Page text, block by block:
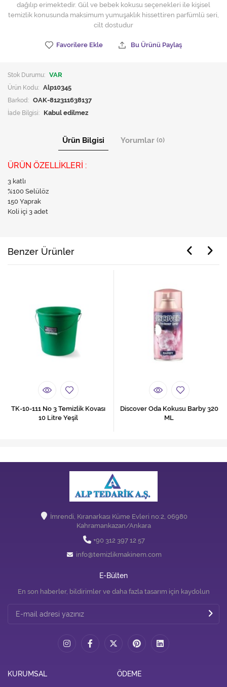
dağılıp erimektedir. Gül ve bebek kokusu seçenekleri ile kişisel
temizlik konusunda maksimum yumuşaklık hissettiren parfümlü seri,
cilt dostudur
Favorilere Ekle Bu Ürünü Paylaş
Stok Durumu: VAR
Ürün Kodu: Alp10345
Barkod: OAK-812311638137
İade Bilgisi:
Ürün Bilgisi Yorumlar (0)
ÜRÜN ÖZELLİKLERİ :
3 katlı
%100 Selülöz
150 Yaprak
Koli içi 3 adet
Benzer Ürünler
TK-10-111 No 3 Temizlik Kovası
10 Litre Yeşil
Discover Oda Kokusu Barby 320
ML
İmrendi, Kıranarkası Küme Evleri no:2, 06980
Kahramankazan/Ankara
+90 312 397 12 57
info@temizlikmakinem.com
E-Bülten
En son haberler, bildirimler ve daha fazla tasarım için kaydolun
KURUMSAL ÖDEME